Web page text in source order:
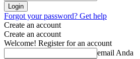
Forgot your password? Get help
Create an account
Create an account
Welcome! Register for an account
email Anda